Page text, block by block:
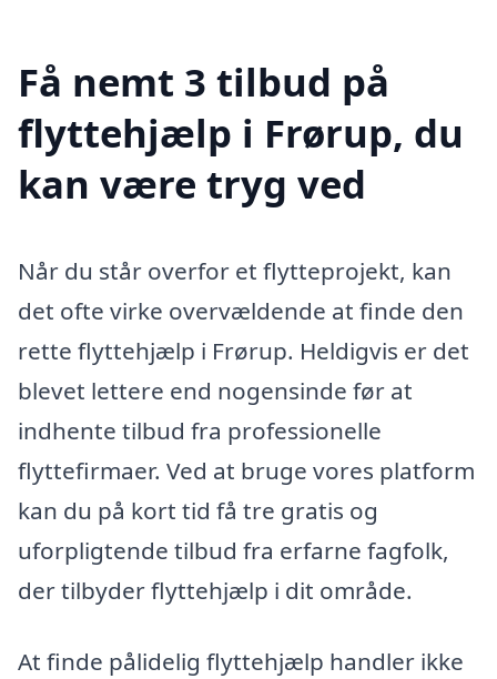
Få nemt 3 tilbud på
flyttehjælp i Frørup, du
kan være tryg ved
Når du står overfor et flytteprojekt, kan
det ofte virke overvældende at finde den
rette flyttehjælp i Frørup. Heldigvis er det
blevet lettere end nogensinde før at
indhente tilbud fra professionelle
flyttefirmaer. Ved at bruge vores platform
kan du på kort tid få tre gratis og
uforpligtende tilbud fra erfarne fagfolk,
der tilbyder flyttehjælp i dit område.
At finde pålidelig flyttehjælp handler ikke